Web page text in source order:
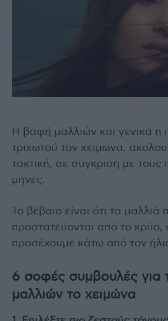
Η βαφή μαλλιών και γενικά η
τριχωτού τον χειμώνα,
τακτική, σε σύγκριση με τους
μήνες.
Το βέβαιο είναι ότι τα μαλλιά
προστατεύονται από το κρύο,
προσέχουμε κάτω από τον
6 σοφές συμβουλές για
μαλλιών το χειμώνα